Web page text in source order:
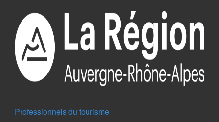
Professionnels du tourisme